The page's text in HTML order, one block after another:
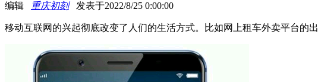
编辑 重庆初刻发表于2022/8/25 0:00:00
移动互联网的兴起彻底改变了人们的生活方式。比如网上租车外卖平台的